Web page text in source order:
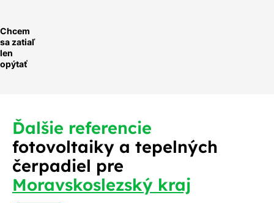
Chcem
sa zatiaľ
len
opýtať
Ďalšie referencie
fotovoltaiky a tepelných
čerpadiel pre
Moravskoslezský kraj